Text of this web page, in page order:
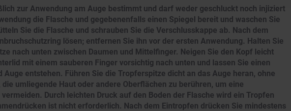
zur Anwendung am Auge bestimmt und darf weder geschluckt noch injiziert
die Flasche und gegebenenfalls einen Spiegel bereit und waschen Sie
Sie die Flasche und schrauben Sie die Verschlusskappe ab. Nach dem
lösen; entfernen Sie ihn vor der ersten Anwendung. Halten Sie
nach unten zwischen Daumen und Mittelfinger. Neigen Sie den Kopf leicht
mit einem sauberen Finger vorsichtig nach unten und lassen Sie einen
Auge entstehen. Führen Sie die Tropferspitze dicht an das Auge heran, ohne
umliegende Haut oder andere Oberflächen zu berühren, um eine
Durch leichten Druck auf den Boden der Flasche wird ein Tropfen
ist nicht erforderlich. Nach dem Eintropfen drücken Sie mindestens